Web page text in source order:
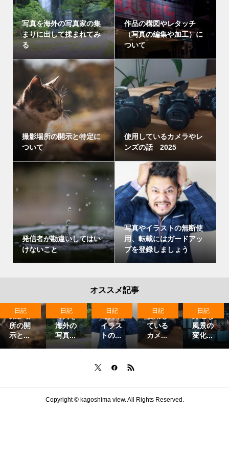
写真を海外の写真家の集
まりに出して揉まれてみ
る
作品の構図やレタッチ
（写真の編集や加工）に
ついて
撮影場所の開示と特定に
ついて
使用しているカメラやレ
ンズの話 2025
発信者が勘違いしてはい
けないこと
写真やイラストの無断使
用、転載にはガードアッ
プを登録しましょう
オススメ記事
撮影場
所の開
示と...
日記
写真を
海外の
写真...
日記
写真や
イラス
トの...
日記
使用し
ている
カメ...
日記
身近な
風景の
変化...
日記
Copyright ©kagoshima view. All Rights Reserved.